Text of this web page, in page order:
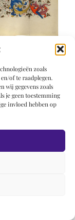
zoals
of te raadplegen.
wij gegevens zoals
je geen toestemming
invloed hebben op
Design